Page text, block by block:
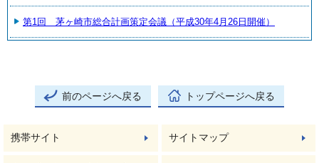
第1回 茅ヶ崎市総合計画策定会議（平成30年4月26日開催）
前のページへ戻る トップページへ戻る
携帯サイト サイトマップ